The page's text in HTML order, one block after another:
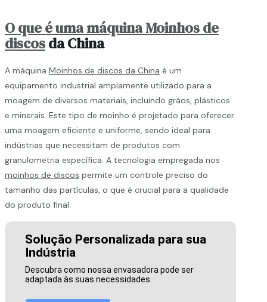
O que é uma máquina Moinhos de
discosda China
A máquina Moinhos de discos da China é um
equipamento industrial amplamente utilizado para a
moagem de diversos materiais, incluindo grãos, plásticos
e minerais. Este tipo de moinho é projetado para oferecer
uma moagem eficiente e uniforme, sendo ideal para
indústrias que necessitam de produtos com
granulometria específica. A tecnologia empregada nos
moinhos de discos permite um controle preciso do
tamanho das partículas, o que é crucial para a qualidade
do produto final.
Solução Personalizada para sua
Indústria
Descubra como nossa envasadora pode ser
adaptada às suas necessidades.